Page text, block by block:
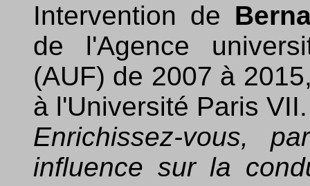
Intervention de
de l'Agence
(AUF) de 2007 à
à l'Université Paris VII.
Enrichissez-vous,
influence sur la